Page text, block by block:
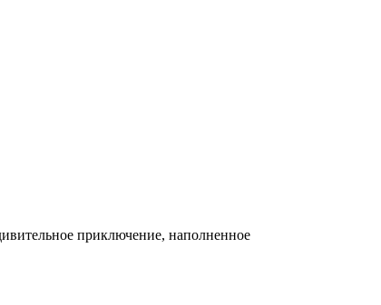
приключение, наполненное